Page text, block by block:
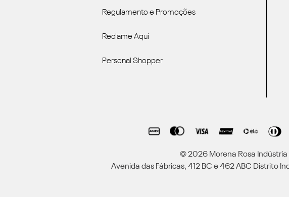
Regulamento e Promoções
Reclame Aqui
Personal Shopper
© 2026 Morena Rosa
Avenida das Fábricas, 412 BC e 462 ABC Distrito